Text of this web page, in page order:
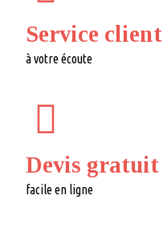
Service client
à votre écoute
Devis gratuit
facile en ligne